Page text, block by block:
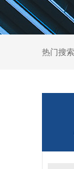
热门搜